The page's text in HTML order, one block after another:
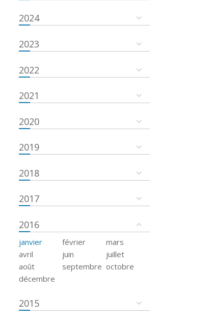
2024
2023
2022
2021
2020
2019
2018
2017
2016
janvier février
mars
avril
juin
juillet
août
septembre octobre
décembre
2015